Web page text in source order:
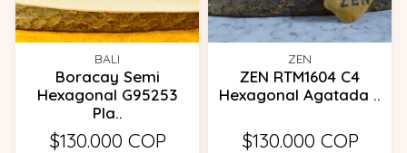
BALI
Boracay Semi
Hexagonal G95253
Pla..
$130.000 COP
ZEN
ZEN RTM1604 C4
Hexagonal Agatada ..
$130.000 COP